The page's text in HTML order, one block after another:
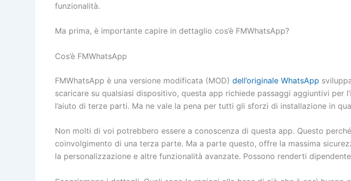
funzionalità.
Ma prima, è importante capire in dettaglio cos’è FMWhatsApp?
Cos’è FMWhatsApp
FMWhatsApp è una versione modificata (MOD) dell’originale WhatsApp
scaricare su qualsiasi dispositivo, questa app richiede passaggi aggiuntivi
l’aiuto di terze parti. Ma ne vale la pena per tutti gli sforzi di installazione in
Non molti di voi potrebbero essere a conoscenza di questa app. Questo
coinvolgimento di una terza parte. Ma a parte questo, offre la massima
la personalizzazione e altre funzionalità avanzate. Possono renderti